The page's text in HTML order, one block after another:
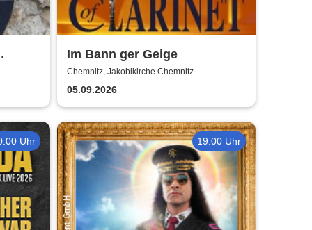
2.0
Im Bann ger Geige
Chemnitz, Jakobikirche Chemnitz
05.09.2026
Uhr 19:00 Uhr